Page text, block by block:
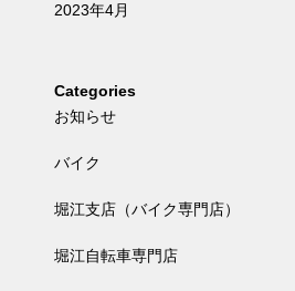
2023年4月
Categories
お知らせ
バイク
堀江支店（バイク専門店）
堀江自転車専門店